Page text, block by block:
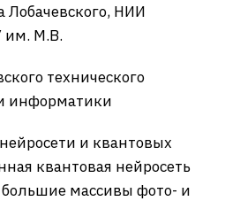
Лобачевского, НИИ
им. М.В.
технического
информатики
и квантовых
квантовая нейросеть
массивы фото- и